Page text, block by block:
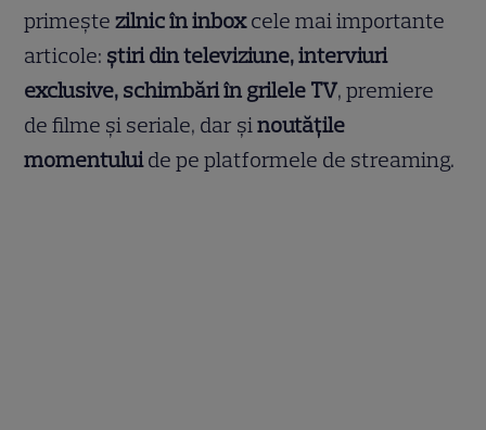
primește zilnic în inboxcele mai importante
articole: știri din televiziune, interviuri
exclusive, schimbări în grilele TV, premiere
de filme și seriale, dar șinoutățile
momentuluide pe platformele de streaming.